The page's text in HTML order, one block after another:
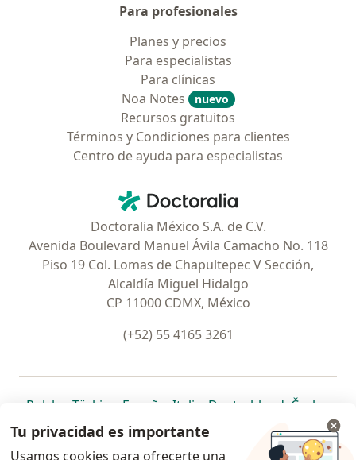
Para profesionales
Planes y precios
Para especialistas
Para clínicas
Noa Notes
nuevo
Recursos gratuitos
Términos y Condiciones para clientes
Centro de ayuda para especialistas
Doctoralia - Página de inicio
Doctoralia México S.A. de C.V.
Avenida Boulevard Manuel Ávila Camacho No. 118
Piso 19 Col. Lomas de Chapultepec V Sección,
Alcaldía Miguel Hidalgo
CP 11000 CDMX, México
(+52) 55 4165 3261
Polska se abre en una nueva pestaña
Türkiye se abre en una nueva pestaña
España se abre en una nueva pestaña
Italia se abre en una nueva
Deutschlandse abre en
Česko
Portugal
se abre en una nueva pestaña
México se abre en una nueva pestaña
Chile se abre en una nueva pestaña
Brasil se abre en una nueva
se abre en
se
se abre en una nueva
Tu privacidad es importante
Usamos cookies para ofrecerte una